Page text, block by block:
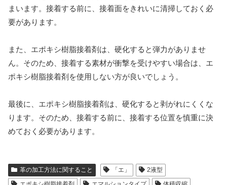
まいます。接着する前に、接着面をきれいに清掃しておく必
要があります。
また、エポキシ樹脂接着剤は、硬化すると弾力がありませ
ん。そのため、接着する素材が衝撃を受けやすい場合は、エ
ポキシ樹脂接着剤を使用しない方が良いでしょう。
最後に、エポキシ樹脂接着剤は、硬化すると剥がれにくくな
ります。そのため、接着する前に、接着する位置を慎重に決
めておく必要があります。
革の加工方法に関すること 「エ」
2液型